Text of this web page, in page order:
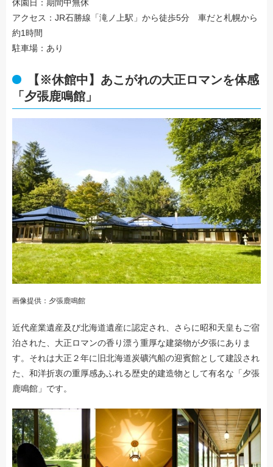
休園日：期間中無休
アクセス：JR石勝線「滝ノ上駅」から徒歩5分 車だと札幌から
約1時間
駐車場：あり
【※休館中】あこがれの大正ロマンを体感
「夕張鹿鳴館」
画像提供：夕張鹿鳴館
近代産業遺産及び北海道遺産に認定され、さらに昭和天皇もご宿
泊された、大正ロマンの香り漂う重厚な建築物が夕張にありま
す。それは大正２年に旧北海道炭礦汽船の迎賓館として建設され
た、和洋折衷の重厚感あふれる歴史的建造物として有名な「夕張
鹿鳴館」です。